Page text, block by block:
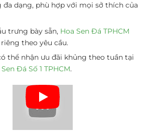
đa dạng, phù hợp với mọi sở thích của
trưng bày sẵn, Hoa Sen Đá TPHCM
theo yêu cầu.
thể nhận ưu đãi khủng theo tuần tại
Đá Số 1 TPHCM.